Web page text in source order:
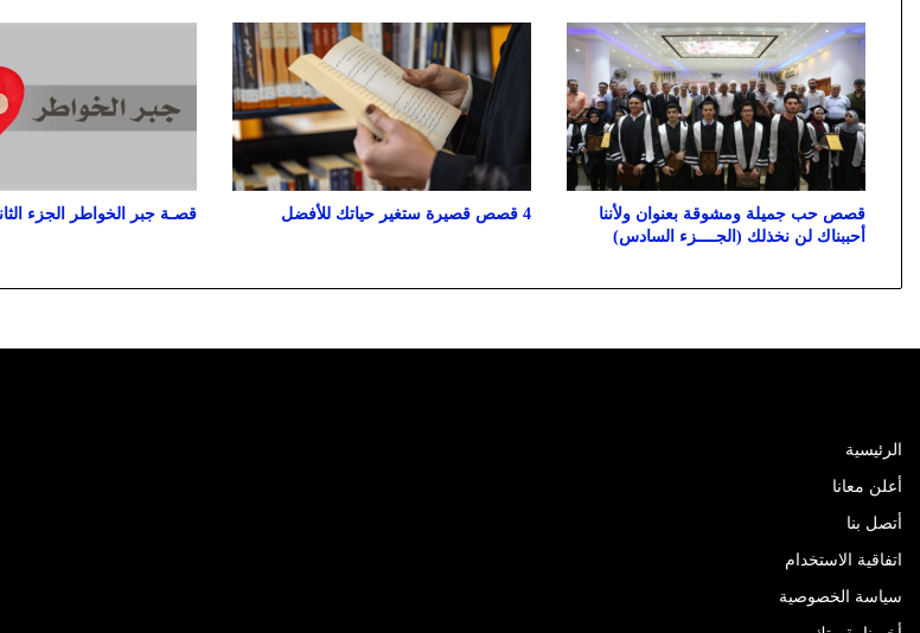
قصص حب جميلة ومشوقة بعنوان ولأننا
أحببناك لن نخذلك (الجــــزء السادس)
4 قصص قصيرة ستغير حياتك للأفضل قصـة جبر الخواطر الجزء
الرئيسية
أعلن معانا
أتصل بنا
اتفاقية الاستخدام
سياسة الخصوصية